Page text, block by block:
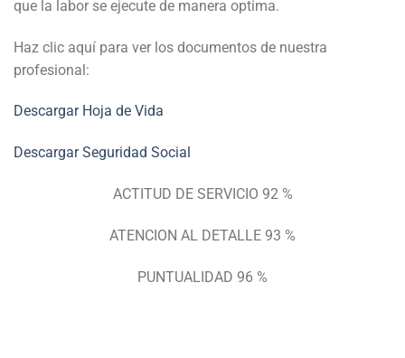
que la labor se ejecute de manera optima.
Haz clic aquí para ver los documentos de nuestra
profesional:
Descargar Hoja de Vida
Descargar Seguridad Social
ACTITUD DE SERVICIO 92 %
ATENCION AL DETALLE 93 %
PUNTUALIDAD 96 %